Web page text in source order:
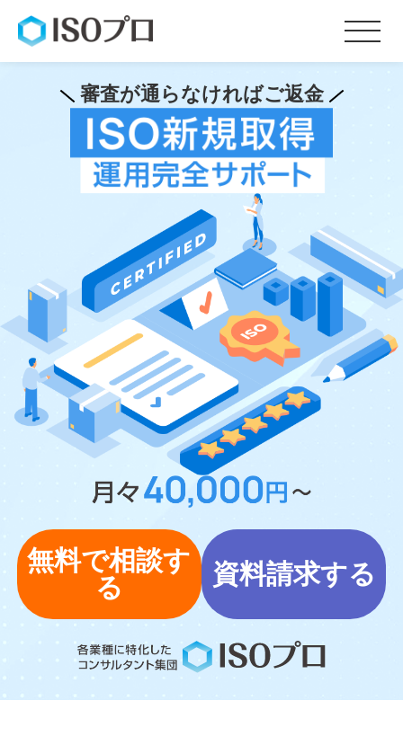
サービス内容
料金
お客様の声
会社概要
審査が通らなければご返金
無料で相談す
る
資料請求する